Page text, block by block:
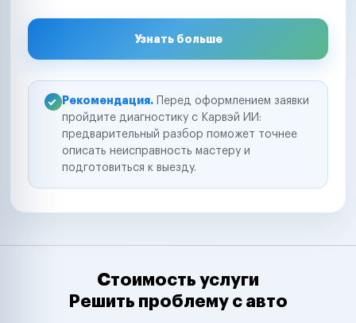
Узнать больше
Рекомендация. Перед оформлением заявки
пройдите диагностику с Карвэй ИИ:
предварительный разбор поможет точнее
описать неисправность мастеру и
подготовиться к выезду.
Стоимость услуги
Решить проблему с авто